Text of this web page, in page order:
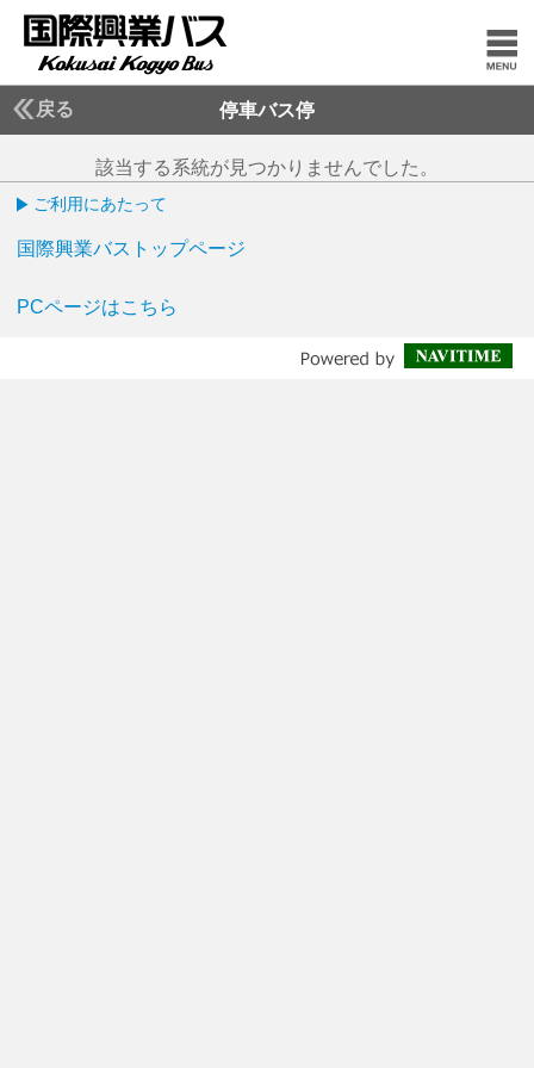
戻る 停車バス停
該当する系統が見つかりませんでした。
ご利用にあたって
国際興業バストップページ
PCページはこちら